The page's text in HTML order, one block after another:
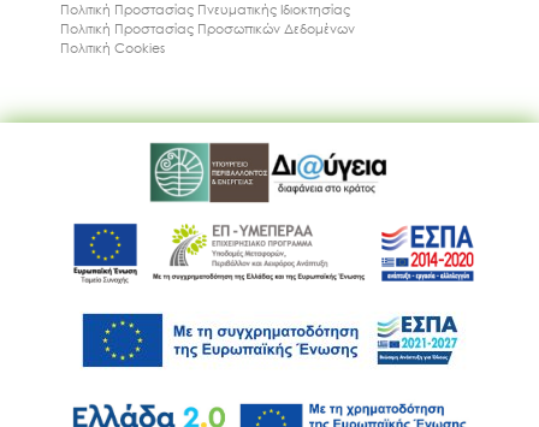
Πολιτική Προστασίας Πνευματικής Ιδιοκτησίας
Πολιτική Προστασίας Προσωπικών Δεδομένων
Πολιτική Cookies